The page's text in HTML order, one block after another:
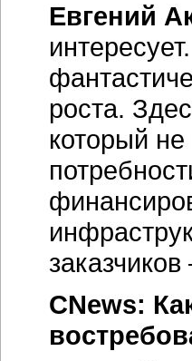
Евгений
роста.
который
CNews: